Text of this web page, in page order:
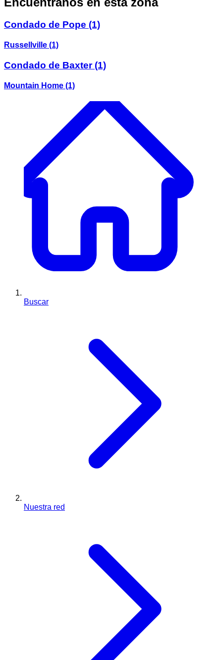
Condado de Pope (1)
Russellville (1)
Condado de Baxter(1)
Mountain Home (1)
Buscar
Nuestra red